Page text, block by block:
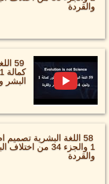
والقردة
59
البشر
58 اللغة البشرية تصميم
1 والجزء 34 من اختلاف
والقردة